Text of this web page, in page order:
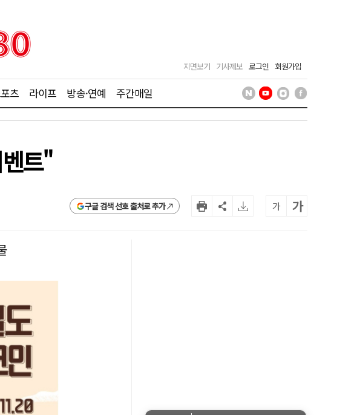
지면보기 기사제보 로그인 회원가입
츠 라이프 방송·연예 주간매일
트"
구글 검색 선호 출처로 추가 가 가